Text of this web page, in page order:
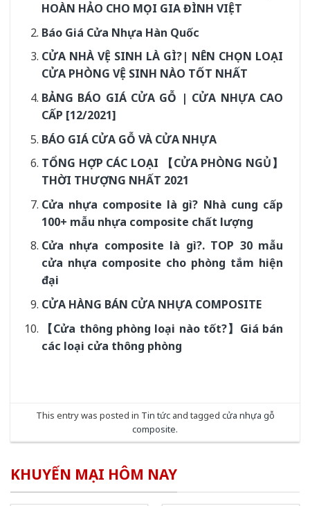
HOÀN HẢO CHO MỌI GIA ĐÌNH VIỆT
Báo Giá Cửa Nhựa Hàn Quốc
CỬA NHÀ VỆ SINH LÀ GÌ?| NÊN CHỌN LOẠI
CỬA PHÒNG VỆ SINH NÀO TỐT NHẤT
BẢNG BÁO GIÁ CỬA GỖ | CỬA NHỰA CAO
CẤP [12/2021]
BÁO GIÁ CỬA GỖ VÀ CỬA NHỰA
TỔNG HỢP CÁC LOẠI 【CỬA PHÒNG NGỦ】
THỜI THƯỢNG NHẤT 2021
Cửa nhựa composite là gì? Nhà cung cấp
100+ mẫu nhựa composite chất lượng
Cửa nhựa composite là gì?. TOP 30 mẫu
cửa nhựa composite cho phòng tắm hiện
đại
CỬA HÀNG BÁN CỬA NHỰA COMPOSITE
【Cửa thông phòng loại nào tốt?】Giá bán
các loại cửa thông phòng
This entry was posted in Tin tứcand tagged cửa nhựa gỗ
composite.
KHUYẾN MẠI HÔM NAY